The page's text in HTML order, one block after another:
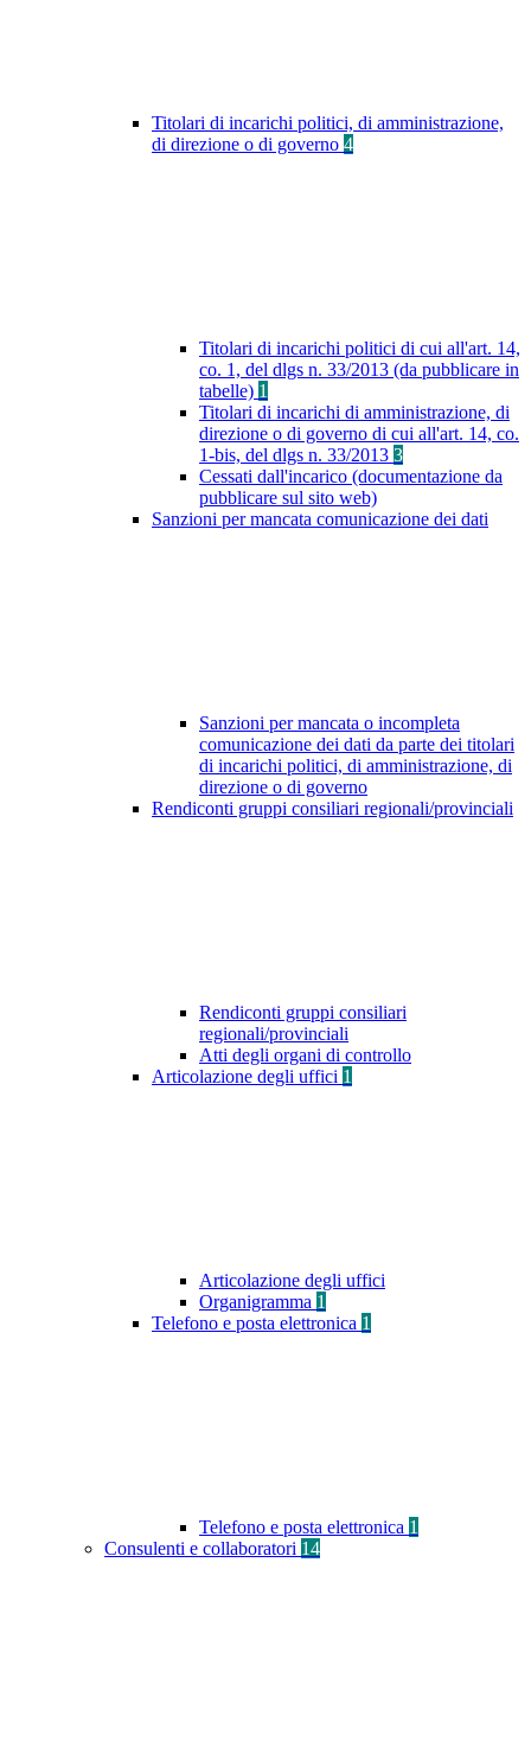
Titolari di incarichi politici, di amministrazione,
di direzione o di governo 4
Titolari di incarichi politici di cui all'art. 14,
co. 1, del dlgs n. 33/2013 (da pubblicare in
tabelle) 1
Titolari di incarichi di amministrazione, di
direzione o di governo di cui all'art. 14, co.
1-bis, del dlgs n. 33/2013 3
Cessati dall'incarico (documentazione da
pubblicare sul sito web)
Sanzioni per mancata comunicazione dei dati
Sanzioni per mancata o incompleta
comunicazione dei dati da parte dei titolari
di incarichi politici, di amministrazione, di
direzione o di governo
Rendiconti gruppi consiliari regionali/provinciali
Rendiconti gruppi consiliari
regionali/provinciali
Atti degli organi di controllo
Articolazione degli uffici 1
Articolazione degli uffici
Organigramma 1
Telefono e posta elettronica 1
Telefono e posta elettronica 1
Consulenti e collaboratori 14